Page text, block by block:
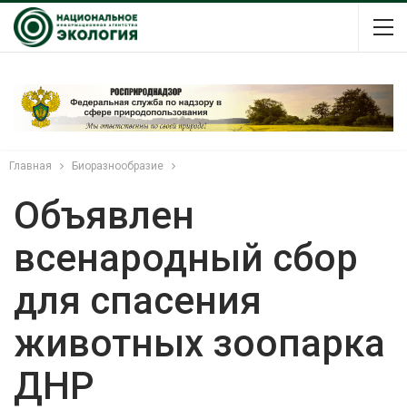
Главная Биоразнообразие
Объявлен
всенародный сбор
для спасения
животных зоопарка
ДНР